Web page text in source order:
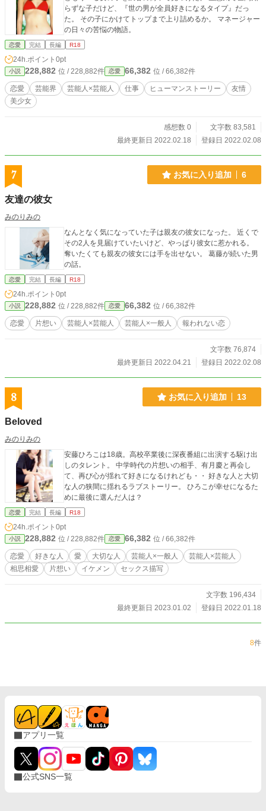
らずな子だけど、『世の男が全員好きになるタイプ』だっ
た。 その子にかけてトップまで上り詰めるか。 マネージャー
の日々の苦悩の物語。
恋愛 完結 長編 R18
24h.ポイント 0pt
小説 228,882 位 / 228,882件 恋愛 66,382 位 / 66,382件
恋愛 芸能界 芸能人×芸能人 仕事 ヒューマンストーリー
友情
美少女
感想数 0
文字数 83,581
最終更新日 2022.02.18
登録日 2022.02.08
7 お気に入り追加 6
友達の彼女
みのりみの
なんとなく気になっていた子は親友の彼女になった。 近くで
その2人を見届けていたいけど、やっぱり彼女に惹かれる。
奪いたくても親友の彼女には手を出せない。 葛藤が続いた男
の話。
恋愛 完結 長編 R18
24h.ポイント 0pt
小説 228,882 位 / 228,882件 恋愛 66,382 位 / 66,382件
恋愛 片想い 芸能人×芸能人 芸能人×一般人 報われない恋
文字数 76,874
最終更新日 2022.04.21
登録日 2022.02.08
8 お気に入り追加 13
Beloved
みのりみの
安藤ひろこは18歳。高校卒業後に深夜番組に出演する駆け出
しのタレント。 中学時代の片想いの相手、有月慶と再会し
て、再び心が揺れて好きになるけれども・・ 好きな人と大切
な人の狭間に揺れるラブストーリー。 ひろこが幸せになるた
めに最後に選んだ人は？
恋愛 完結 長編 R18
24h.ポイント 0pt
小説 228,882 位 / 228,882件 恋愛 66,382 位 / 66,382件
恋愛 好きな人 愛 大切な人 芸能人×一般人
芸能人×芸能人
相思相愛
片想い イケメン セックス描写
文字数 196,434
最終更新日 2023.01.02
登録日 2022.01.18
8件
アプリ一覧
公式SNS一覧